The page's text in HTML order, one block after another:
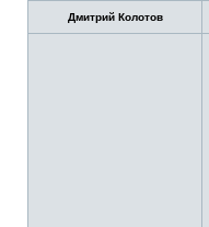
Дмитрий Колотов